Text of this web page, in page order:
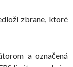
zbrane, ktoré
a označená